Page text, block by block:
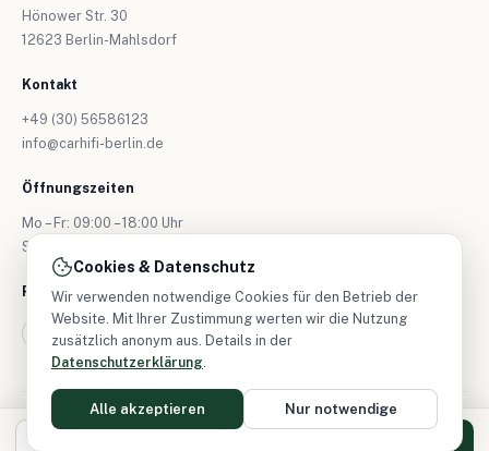
Hönower Str. 30
12623 Berlin-Mahlsdorf
Kontakt
+49 (30) 56586123
info@carhifi-berlin.de
Öffnungszeiten
Mo – Fr: 09:00 – 18:00 Uhr
Sa: nur nach Vereinbarung
Folgen Sie uns
© 2026 CarHifi-Berlin – Alle Rechte vorbehalten.
Impressum
Cookies & Datenschutz
Wir verwenden notwendige Cookies für den Betrieb der
Website. Mit Ihrer Zustimmung werten wir die Nutzung
zusätzlich anonym aus. Details in der
Datenschutzerklärung.
Alle akzeptieren Nur notwendige